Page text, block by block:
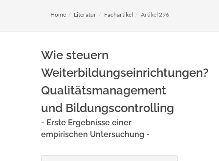
Home Literatur Fachartikel Artikel 296
Wie steuern
Weiterbildungseinrichtungen?
Qualitätsmanagement
und Bildungscontrolling
- Erste Ergebnisse einer
empirischen Untersuchung -